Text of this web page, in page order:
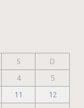
S
D
4
5
11
12